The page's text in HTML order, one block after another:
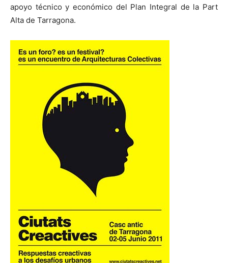
apoyo técnico y económico del Plan Integral de la Part
Alta de Tarragona.